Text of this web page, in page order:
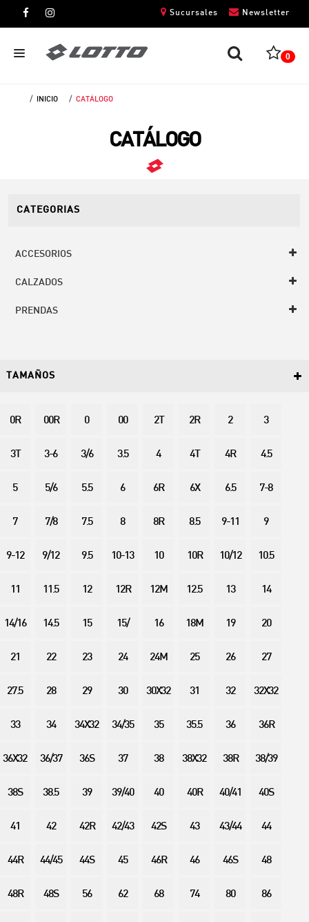
Newsletter
Sucursales
0
INICIO CATÁLOGO
CATÁLOGO
CATEGORIAS
ACCESORIOS
CALZADOS
PRENDAS
TAMAÑOS
0R 00R 0 00 2T 2R 2 3
3T 3-6 3/6 3.5 4 4T 4R 4.5
5 5/6 5.5 6 6R 6X 6.5 7-8
7 7/8 7.5 8 8R 8.5 9-11 9
9-12 9/12 9.5 10-13 10 10R 10/12 10.5
11 11.5 12 12R 12M 12.5 13 14
14/16 14.5 15 15/ 16 18M 19 20
21 22 23 24 24M 25 26 27
27.5 28 29 30 30X32 31 32 32X32
33 34 34X32 34/35 35 35.5 36 36R
36X32 36/37 36S 37 38 38X32 38R 38/39
38S 38.5 39 39/40 40 40R 40/41 40S
41 42 42R 42/43 42S 43 43/44 44
44R 44/45 44S 45 46R 46 46S 48
48R 48S 56 62 68 74 80 86